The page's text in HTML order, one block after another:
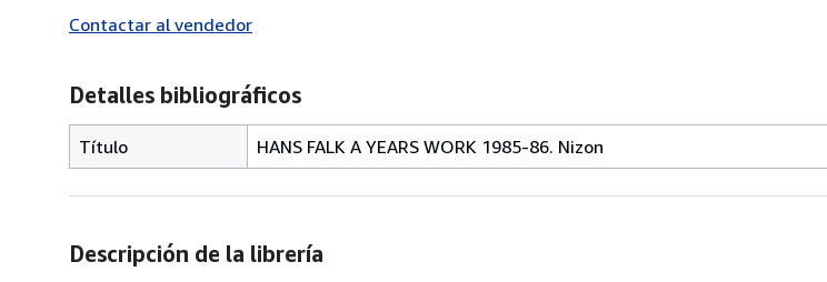
Contactar al vendedor
Detalles bibliográficos
Título HANS FALK A YEARS WORK 1985-86. Nizon
Descripción de la librería